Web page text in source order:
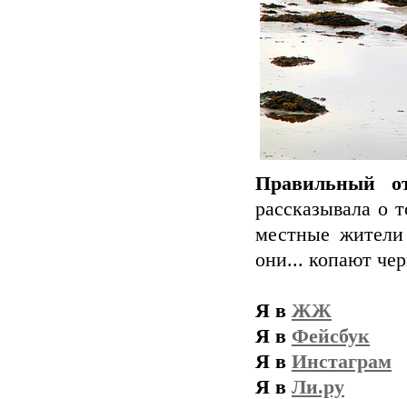
Правильный
рассказывала о
местные
они... копают
Я в ЖЖ
Я в Фейсбук
Я в Инстаграм
Я в Ли.ру